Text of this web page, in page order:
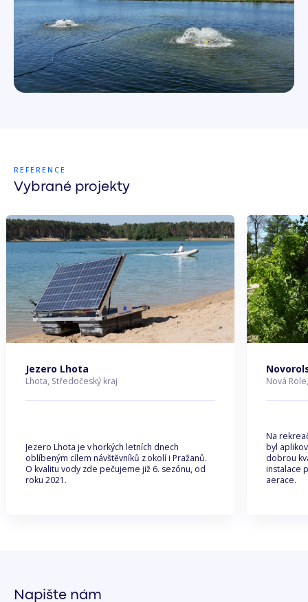
REFERENCE
Vybrané projekty
Jezero Lhota
Lhota, Středočeský kraj
Jezero Lhota je v horkých letních dnech
oblíbeným cílem návštěvníků z okolí i Pražanů.
O kvalitu vody zde pečujeme již 6. sezónu, od
roku 2021.
Nová
Na
byl
dobrou
instalace
aerace.
Napište nám